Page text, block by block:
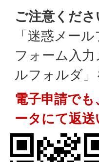
ご注意くださ
「迷惑メー
フォーム入
ルフォルダ」
電子申請で
ータにて返